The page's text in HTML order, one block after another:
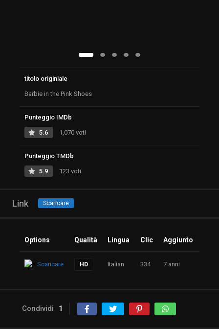
titolo originiale
Barbie in the Pink Shoes
Punteggio IMDb
5.6 1,070 voti
Punteggio TMDb
5.9 123 voti
Link Scaricare
Options Qualità Lingua Clic Aggiunto
Scaricare HD Italian 334 7 anni
Condividi 1